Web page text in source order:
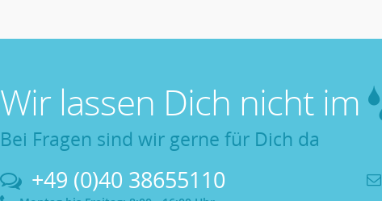
Wir lassen Dich nicht im
Bei Fragen sind wir gerne für Dich da
+49 (0)40 38655110